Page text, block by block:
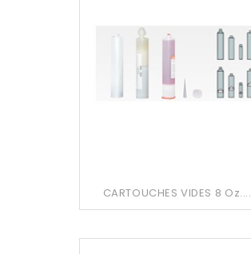
CARTOUCHES VIDES 8 Oz....